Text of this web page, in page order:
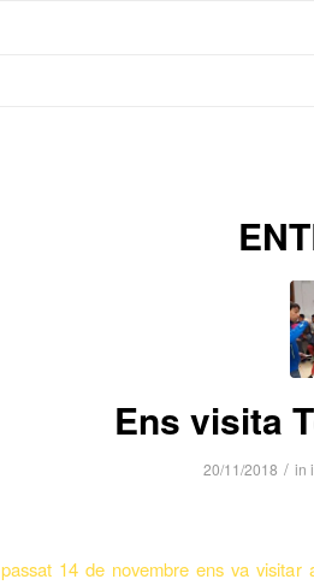
Ens visita
20/11/2018 / in
14 de novembre ens va visitar